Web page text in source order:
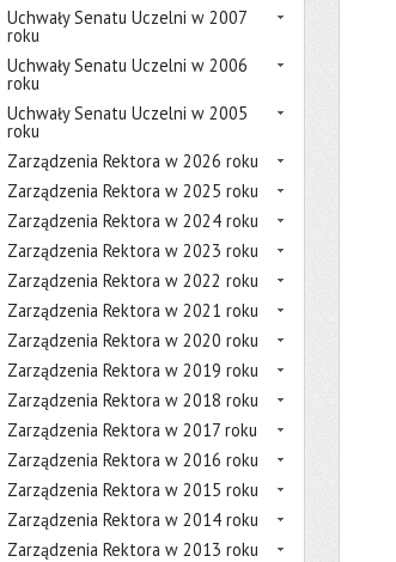
Uchwały Senatu Uczelni w 2007
roku
Uchwały Senatu Uczelni w 2006
roku
Uchwały Senatu Uczelni w 2005
roku
Zarządzenia Rektora w 2026 roku
Zarządzenia Rektora w 2025 roku
Zarządzenia Rektora w 2024 roku
Zarządzenia Rektora w 2023 roku
Zarządzenia Rektora w 2022 roku
Zarządzenia Rektora w 2021 roku
Zarządzenia Rektora w 2020 roku
Zarządzenia Rektora w 2019 roku
Zarządzenia Rektora w 2018 roku
Zarządzenia Rektora w 2017 roku
Zarządzenia Rektora w 2016 roku
Zarządzenia Rektora w 2015 roku
Zarządzenia Rektora w 2014 roku
Zarządzenia Rektora w 2013 roku